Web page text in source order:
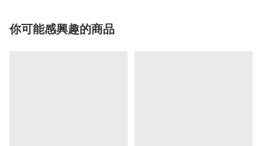
你可能感興趣的商品